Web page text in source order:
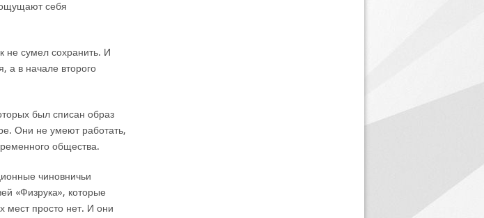
себя
не сумел сохранить. И
а в начале второго
был списан образ
Они не умеют работать,
общества.
чиновничьи
«Физрука», которые
мест просто нет. И они